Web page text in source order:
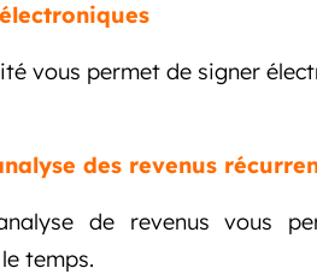
vous permet de signer
des revenus
de revenus vous
temps.